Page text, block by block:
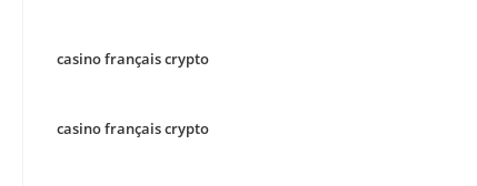
casino français crypto
casino français crypto